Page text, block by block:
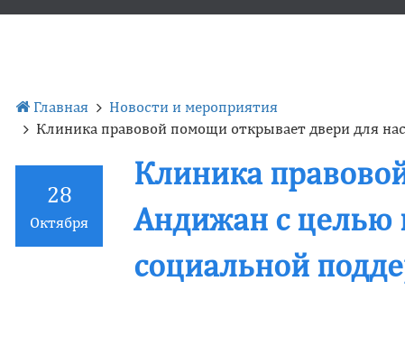
Главная
Новости и мероприятия
Клиника правовой помощи открывает двери для
28
Октября
Клиника
Андижан с целью
социальной